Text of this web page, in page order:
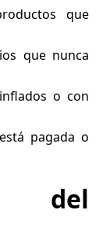
que
que nunca
o con
pagada o
del